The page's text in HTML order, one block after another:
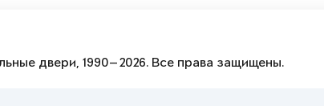
двери, 1990—2026. Все права защищены.